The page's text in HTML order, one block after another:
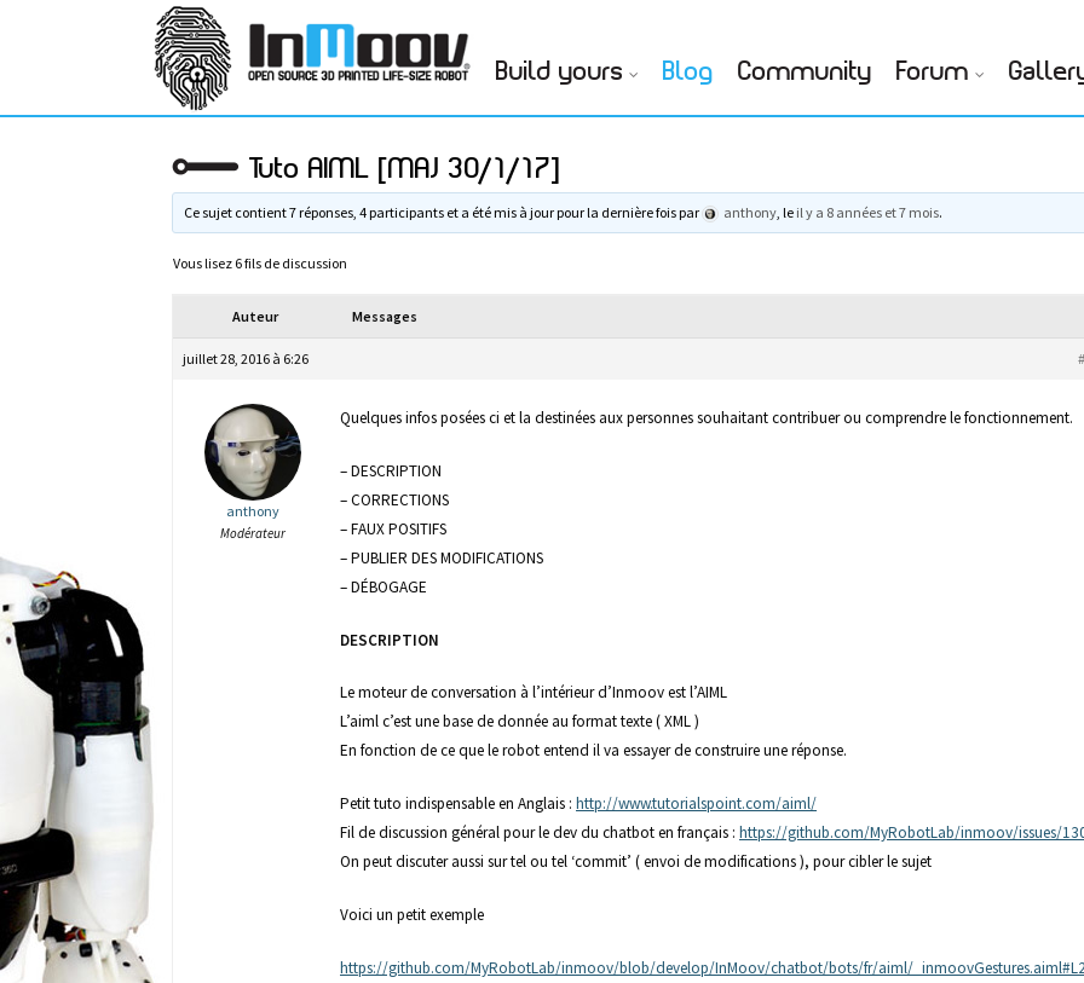
Build yours Blog Community Forum
Tuto AIML [MAJ 30/1/17]
Ce sujet contient 7 réponses, 4 participants et a été mis à jour pour la dernière fois par anthony, le il y a 8 années et 7 mois.
Vous lisez 6 fils de discussion
Auteur Messages
juillet 28, 2016 à 6:26
anthony
Modérateur
Quelques infos posées ci et la destinées aux personnes souhaitant contribuer ou comprendre le fonctionnement.
– DESCRIPTION
– CORRECTIONS
– FAUX POSITIFS
– PUBLIER DES MODIFICATIONS
– DÉBOGAGE
DESCRIPTION
Le moteur de conversation à l’intérieur d’Inmoov est l’AIML
L’aiml c’est une base de donnée au format texte ( XML )
En fonction de ce que le robot entend il va essayer de construire une réponse.
Petit tuto indispensable en Anglais : http://www.tutorialspoint.com/aiml/
Fil de discussion général pour le dev du chatbot en français : https://github.com/MyRobotLab/inmoov/issues/
On peut discuter aussi sur tel ou tel ‘commit’ ( envoi de modifications ), pour cibler le sujet
Voici un petit exemple
https://github.com/MyRobotLab/inmoov/blob/develop/InMoov/chatbot/bots/fr/aiml/